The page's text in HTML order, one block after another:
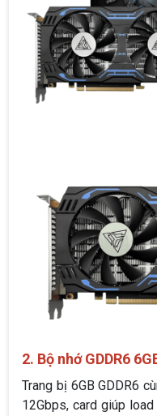
2. Bộ nhớ GDDR6
Trang bị 6GB GDDR6
12Gbps, card giúp